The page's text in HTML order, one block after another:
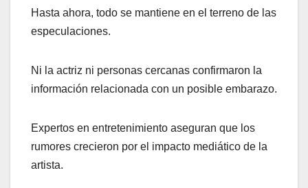
Hasta ahora, todo se mantiene en el terreno de las
especulaciones.
Ni la actriz ni personas cercanas confirmaron la
información relacionada con un posible embarazo.
Expertos en entretenimiento aseguran que los
rumores crecieron por el impacto mediático de la
artista.